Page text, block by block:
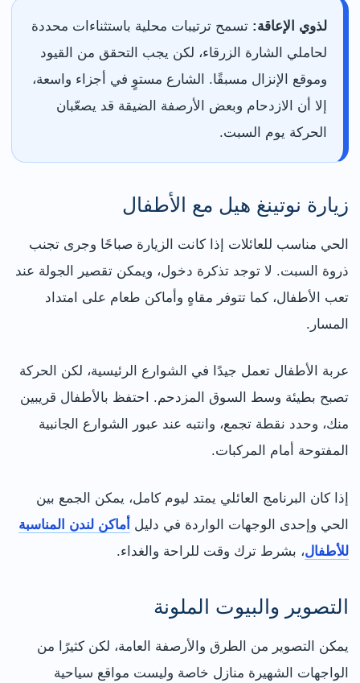
لذوي الإعاقة: تسمح ترتيبات محلية باستثناءات محددة
لحاملي الشارة الزرقاء، لكن يجب التحقق من القيود
وموقع الإنزال مسبقًا. الشارع مستوٍ في أجزاء واسعة،
إلا أن الازدحام وبعض الأرصفة الضيقة قد يصعّبان
الحركة يوم السبت.
زيارة نوتينغ هيل مع الأطفال
الحي مناسب للعائلات إذا كانت الزيارة صباحًا وجرى تجنب
ذروة السبت. لا توجد تذكرة دخول، ويمكن تقصير الجولة عند
تعب الأطفال، كما تتوفر مقاهٍ وأماكن طعام على امتداد
المسار.
عربة الأطفال تعمل جيدًا في الشوارع الرئيسية، لكن الحركة
تصبح بطيئة وسط السوق المزدحم. احتفظ بالأطفال قريبين
منك، وحدد نقطة تجمع، وانتبه عند عبور الشوارع الجانبية
المفتوحة أمام المركبات.
إذا كان البرنامج العائلي يمتد ليوم كامل، يمكن الجمع بين
الحي وإحدى الوجهات الواردة في دليل أماكن لندن المناسبة
للأطفال، بشرط ترك وقت للراحة والغداء.
التصوير والبيوت الملونة
يمكن التصوير من الطرق والأرصفة العامة، لكن كثيرًا من
الواجهات الشهيرة منازل خاصة وليست مواقع سياحية